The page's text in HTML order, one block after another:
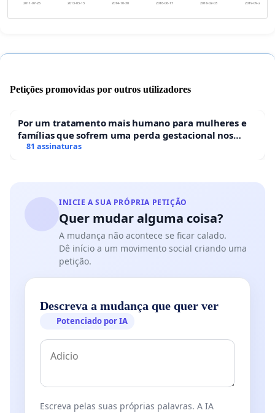
2011-07-26 2013-03-13 2014-10-30 2016-06-17 2018-02-03 2019-09-22
Petições promovidas por outros utilizadores
Por um tratamento mais humano para mulheres e
famílias que sofrem uma perda gestacional nos
hospitais portugueses
81 assinaturas
INICIE A SUA PRÓPRIA PETIÇÃO
Quer mudar alguma coisa?
A mudança não acontece se ficar calado.
Dê início a um movimento social criando uma
petição.
Descreva a mudança que quer ver
Potenciado por IA
Escreva pelas suas próprias palavras. A IA